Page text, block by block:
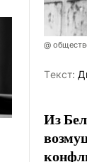
@
Tекст:
Из